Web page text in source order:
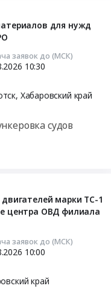
для нужд
заявок до (МСК)
10:30
Хабаровский край
судов
марки ТС-1
центра ОВД филиала
заявок до (МСК)
10:00
край